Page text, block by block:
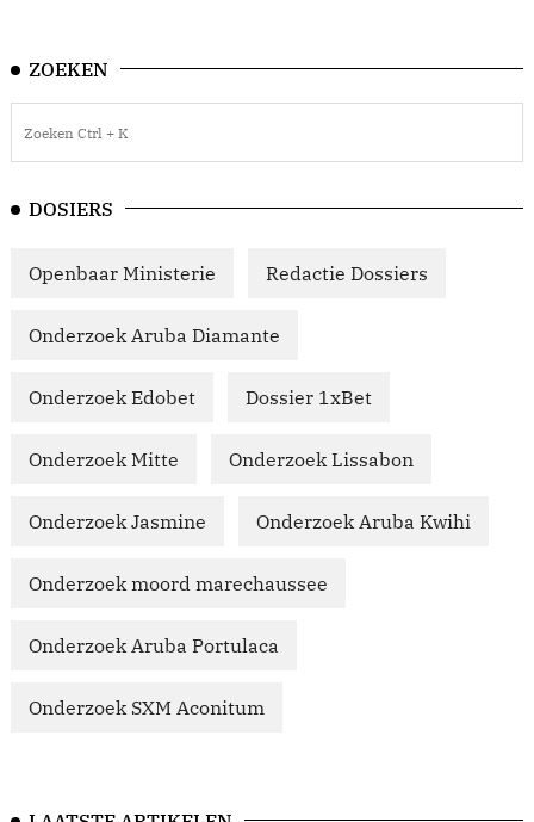
ZOEKEN
DOSIERS
Openbaar Ministerie Redactie Dossiers
Onderzoek Aruba Diamante
Onderzoek Edobet Dossier 1xBet
Onderzoek Mitte Onderzoek Lissabon
Onderzoek Jasmine Onderzoek Aruba Kwihi
Onderzoek moord marechaussee
Onderzoek Aruba Portulaca
Onderzoek SXM Aconitum